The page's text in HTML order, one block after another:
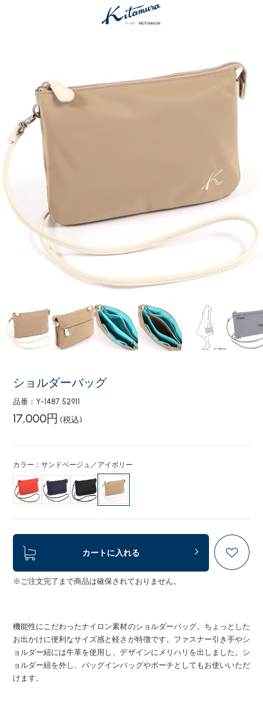
ショルダーバッグ
品番：Y-1487 52911
17,000円 (税込)
カラー：サンドベージュ／アイボリー
カートに入れる
※ご注文完了まで商品は確保されておりません。
機能性にこだわったナイロン素材のショルダーバッグ。ちょっとした
お出かけに便利なサイズ感と軽さが特徴です。ファスナー引き手やシ
ョルダー紐には牛革を使用し、デザインにメリハリを出しました。シ
ョルダー紐を外し、バッグインバッグやポーチとしてもお使いいただ
けます。